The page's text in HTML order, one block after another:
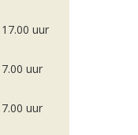
uur
uur
uur